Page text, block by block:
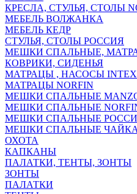
КРЕСЛА, СТУЛЬЯ, СТОЛЫ
МЕБЕЛЬ ВОЛЖАНКА
МЕБЕЛЬ КЕДР
СТУЛЬЯ, СТОЛЫ РОССИЯ
МЕШКИ СПАЛЬНЫЕ,
КОВРИКИ, СИДЕНЬЯ
МАТРАЦЫ , НАСОСЫ INTEX
МАТРАЦЫ NORFIN
МЕШКИ СПАЛЬНЫЕ
МЕШКИ СПАЛЬНЫЕ
МЕШКИ СПАЛЬНЫЕ
МЕШКИ СПАЛЬНЫЕ ЧАЙКА
ОХОТА
КАПКАНЫ
ПАЛАТКИ, ТЕНТЫ, ЗОНТЫ
ЗОНТЫ
ПАЛАТКИ